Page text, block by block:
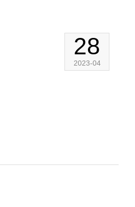
28
2023-04